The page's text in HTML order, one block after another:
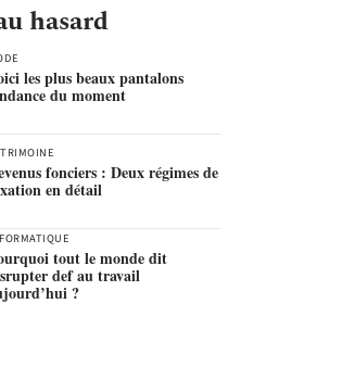
hasard
les plus beaux pantalons
du moment
fonciers : Deux régimes de
en détail
tout le monde dit
def au travail
?